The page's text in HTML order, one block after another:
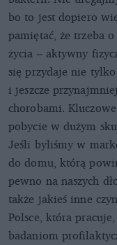
bo to jest dopiero
pamiętać, że trzeba
życia – aktywny
się przydaje nie
i jeszcze
chorobami.
pobycie w dużym
Jeśli byliśmy w
do domu, którą
pewno na naszych
także jakieś inne
Polsce, która
badaniom